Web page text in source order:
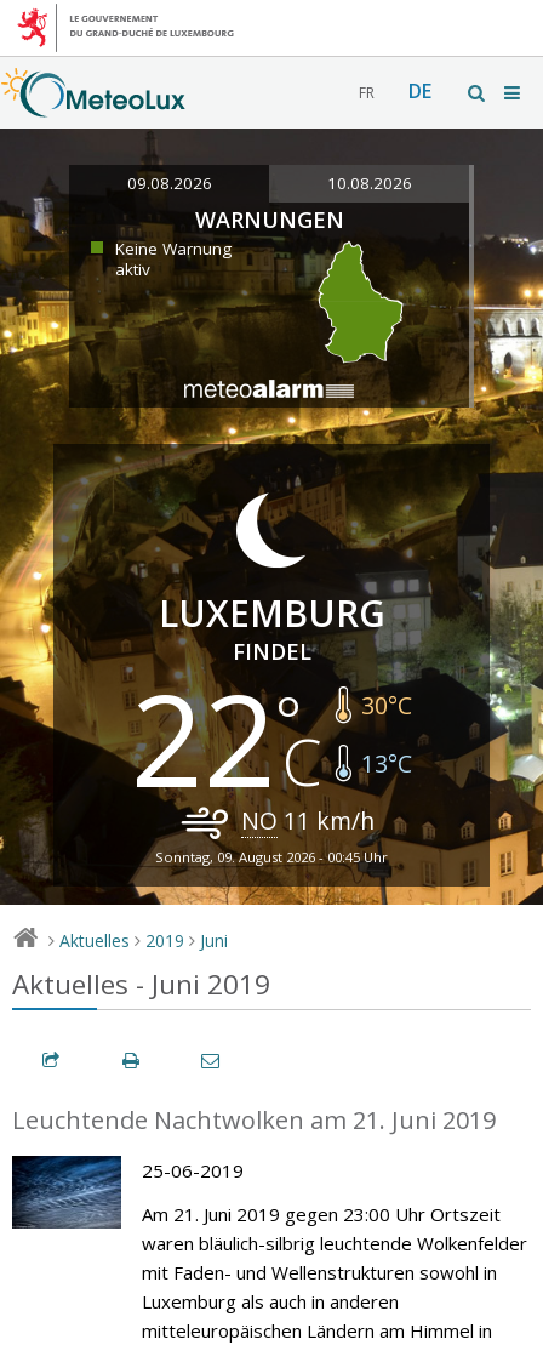
FR DE
09.08.2026 10.08.2026
WARNUNGEN
Keine Warnung
aktiv
LUXEMBURG
FINDEL
22 30°C
13°C
NO 11 km/h
Sonntag, 09. August 2026 - 00:45 Uhr
> Aktuelles > 2019 > Juni
Aktuelles - Juni 2019
Leuchtende Nachtwolken am 21. Juni 2019
25-06-2019
Am 21. Juni 2019 gegen 23:00 Uhr Ortszeit
waren bläulich-silbrig leuchtende Wolkenfelder
mit Faden- und Wellenstrukturen sowohl in
Luxemburg als auch in anderen
mitteleuropäischen Ländern am Himmel in